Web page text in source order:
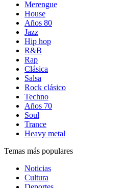
Merengue
House
Años 80
Jazz
Hip hop
R&B
Rap
Clásica
Salsa
Rock clásico
Techno
Años 70
Soul
Trance
Heavy metal
Temas más populares
Noticias
Cultura